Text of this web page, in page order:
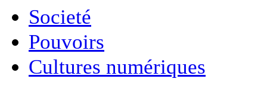
Societé
Pouvoirs
Cultures numériques